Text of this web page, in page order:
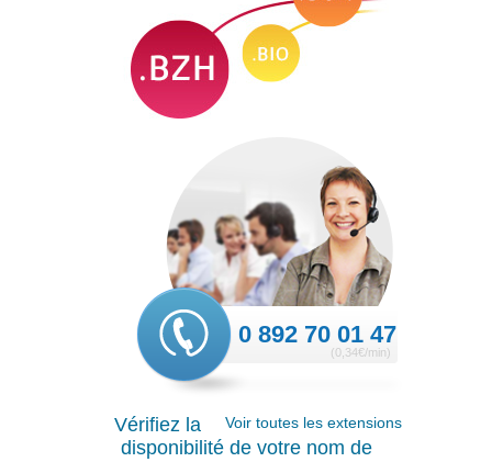
0 892 70 01 47
(0,34€/min)
Voir toutes les extensions
Vérifiez la
disponibilité de votre nom de